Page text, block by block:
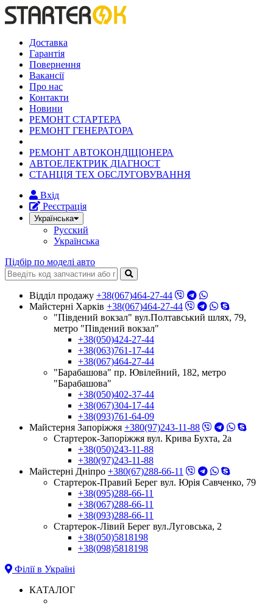
Доставка
Гарантія
Повернення
Вакансії
Про нас
Контакти
Новини
РЕМОНТ СТАРТЕРА
РЕМОНТ ГЕНЕРАТОРА
РЕМОНТ АВТОКОНДІЦІОНЕРА
АВТОЕЛЕКТРИК ДІАГНОСТ
СТАНЦІЯ ТЕХ ОБСЛУГОВУВАННЯ
Вхід
Реєстрація
Українська
Русский
Українська
Підбір по моделі авто
Відділ продажу +38(067)464-27-44
Майстерні Харків +38(067)464-27-44
"Південий вокзал" вул.Полтавський шлях, 79,
метро "Південий вокзал"
+38(050)424-27-44
+38(063)761-17-44
+38(067)464-27-44
"Барабашова" пр. Ювілейний, 182, метро
"Барабашова"
+38(050)402-37-44
+38(067)304-17-44
+38(093)761-64-09
Майстерня Запоріжжя +380(97)243-11-88
Стартерок-Запоріжжя вул. Крива Бухта, 2а
+38(050)243-11-88
+380(97)243-11-88
Майстерні Днiпро +380(67)288-66-11
Стартерок-Правий Берег вул. Юрія Савченко, 79
+38(095)288-66-11
+38(067)288-66-11
+38(093)288-66-11
Стартерок-Лівий Берег вул.Луговська, 2
+38(050)5818198
+38(098)5818198
Філії в Україні
КАТАЛОГ